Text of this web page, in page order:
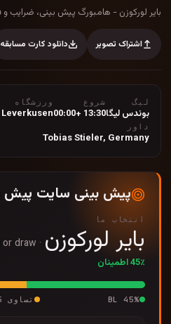
بایر لورکوزن - هامبورگ
بایر لورکوزن - هامبورگ پیش بینی، ضرایب و فرم — شنبه،
اشتراک تصویر دانلود کارت مسابقه
لیگ
بوندس لیگا
شروع
13:30 +00:00
ورزشگاه
Leverkusen
داور
Tobias Stieler, Germany
پیش بینی سایت پیش
انتخاب ما
بایر لورکوزن ·
or draw
45٪ اطمینان
BL 45% تساوی